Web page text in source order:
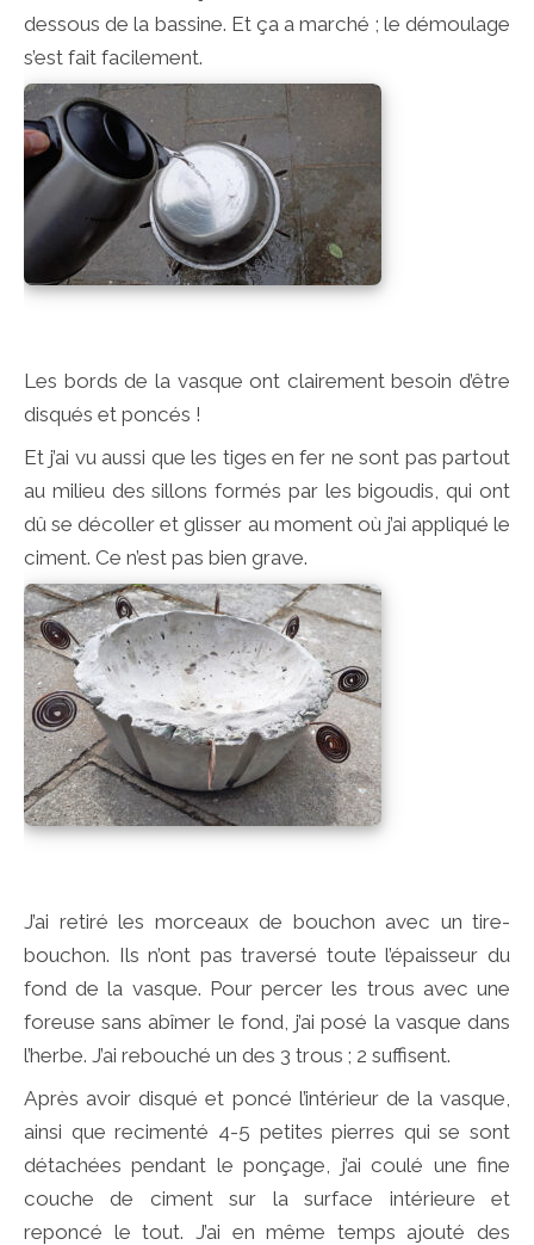
dessous de la bassine. Et ça a marché ; le démoulage
s’est fait facilement.
Les bords de la vasque ont clairement besoin d’être
disqués et poncés !
Et j’ai vu aussi que les tiges en fer ne sont pas partout
au milieu des sillons formés par les bigoudis, qui ont
dû se décoller et glisser au moment où j’ai appliqué le
ciment. Ce n’est pas bien grave.
J’ai retiré les morceaux de bouchon avec un tire-
bouchon. Ils n’ont pas traversé toute l’épaisseur du
fond de la vasque. Pour percer les trous avec une
foreuse sans abîmer le fond, j’ai posé la vasque dans
l’herbe. J’ai rebouché un des 3 trous ; 2 suffisent.
Après avoir disqué et poncé l’intérieur de la vasque,
ainsi que recimenté 4-5 petites pierres qui se sont
détachées pendant le ponçage, j’ai coulé une fine
couche de ciment sur la surface intérieure et
reponcé le tout. J’ai en même temps ajouté des